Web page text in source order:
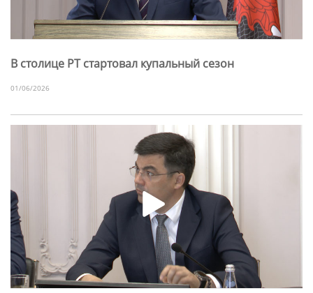
В столице РТ стартовал купальный сезон
01/06/2026